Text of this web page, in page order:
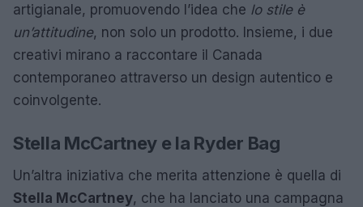
artigianale, promuovendo l’idea che lo stile è
un’attitudine, non solo un prodotto. Insieme, i due
creativi mirano a raccontare il Canada
contemporaneo attraverso un design autentico e
coinvolgente.
Stella McCartney e la Ryder Bag
Un’altra iniziativa che merita attenzione è quella di
Stella McCartney, che ha lanciato una campagna